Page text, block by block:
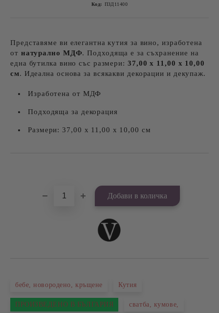
Код: ПЗД11400
Представяме ви елегантна кутия за вино, изработена
от натурално МДФ. Подходяща е за съхранение на
една бутилка вино със размери: 37,00 х 11,00 х 10,00
см. Идеална основа за всякакви декорации и декупаж.
Изработена от МДФ
Подходяща за декорация
Размери: 37,00 х 11,00 х 10,00 см
бебе, новородено, кръщене Кутия
ПРОИЗВЕДЕНО В БЪЛГАРИЯ сватба, кумове,